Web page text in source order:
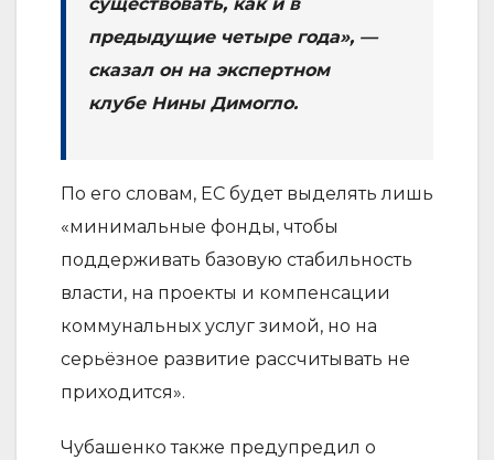
существовать, как и в
предыдущие четыре года», —
сказал он на экспертном
клубе Нины Димогло.
По его словам, ЕС будет выделять лишь
«минимальные фонды, чтобы
поддерживать базовую стабильность
власти, на проекты и компенсации
коммунальных услуг зимой, но на
серьёзное развитие рассчитывать не
приходится».
Чубашенко также предупредил о